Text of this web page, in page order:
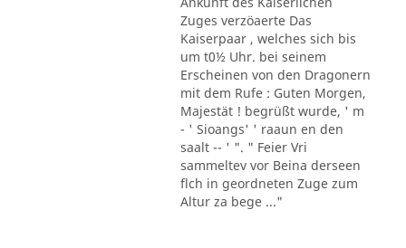
Zuges verzöaerte Das
Kaiserpaar , welches sich bis
um t0½ Uhr. bei seinem
Erscheinen von den Dragonern
mit dem Rufe : Guten Morgen,
Majestät ! begrüßt wurde, ' m
- ' Sioangs' ' raaun en den
saalt -- ' ". " Feier Vri
sammeltev vor Beina derseen
flch in geordneten Zuge zum
Altur za bege ..."